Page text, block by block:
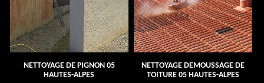
NETTOYAGE DE PIGNON 05
HAUTES-ALPES
NETTOYAGE DEMOUSSAGE DE
TOITURE 05 HAUTES-ALPES